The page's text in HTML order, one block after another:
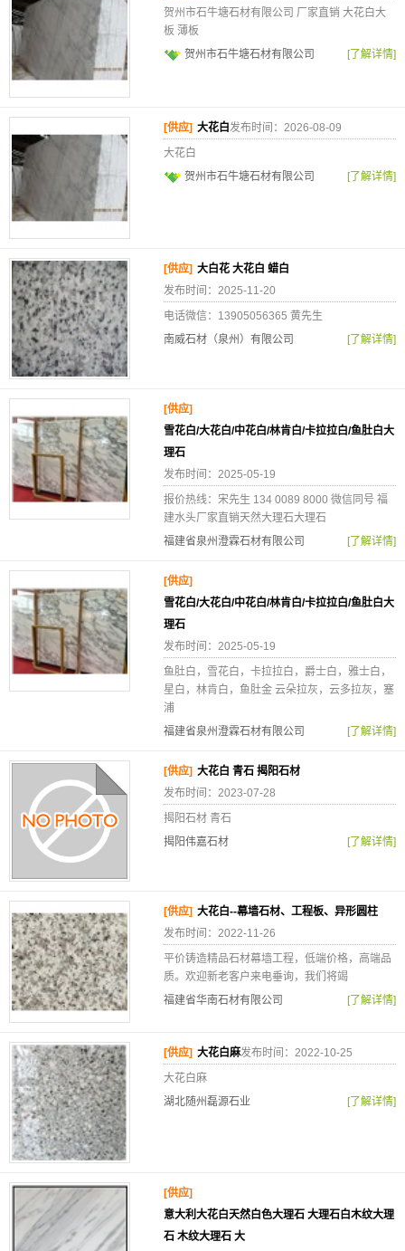
贺州市石牛塘石材有限公司 厂家直销 大花白大
板 薄板
贺州市石牛塘石材有限公司
[了解详情]
[供应] 大花白发布时间：2026-08-09
大花白
贺州市石牛塘石材有限公司
[了解详情]
[供应] 大白花 大花白 蜡白
发布时间：2025-11-20
电话微信：13905056365 黄先生
南威石材（泉州）有限公司
[了解详情]
[供应]
雪花白/大花白/中花白/林肯白/卡拉拉白/鱼肚白大
理石
发布时间：2025-05-19
报价热线：宋先生 134 0089 8000 微信同号 福
建水头厂家直销天然大理石大理石
福建省泉州澄霖石材有限公司
[了解详情]
[供应]
雪花白/大花白/中花白/林肯白/卡拉拉白/鱼肚白大
理石
发布时间：2025-05-19
鱼肚白，雪花白，卡拉拉白，爵士白，雅士白，
星白，林肯白，鱼肚金 云朵拉灰，云多拉灰，塞
浦
福建省泉州澄霖石材有限公司
[了解详情]
[供应] 大花白 青石 揭阳石材
发布时间：2023-07-28
揭阳石材 青石
揭阳伟嘉石材
[了解详情]
[供应] 大花白--幕墙石材、工程板、异形圆柱
发布时间：2022-11-26
平价铸造精品石材幕墙工程，低端价格，高端品
质。欢迎新老客户来电垂询，我们将竭
福建省华南石材有限公司
[了解详情]
[供应] 大花白麻发布时间：2022-10-25
大花白麻
湖北随州磊源石业
[了解详情]
[供应]
意大利大花白天然白色大理石 大理石白木纹大理
石 木纹大理石 大